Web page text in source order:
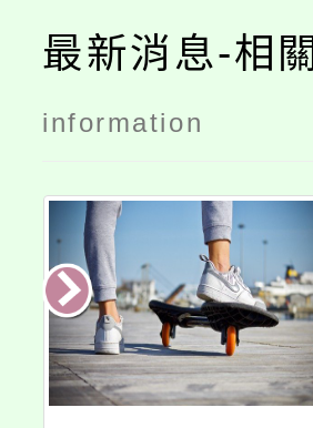
最新消息-相
information